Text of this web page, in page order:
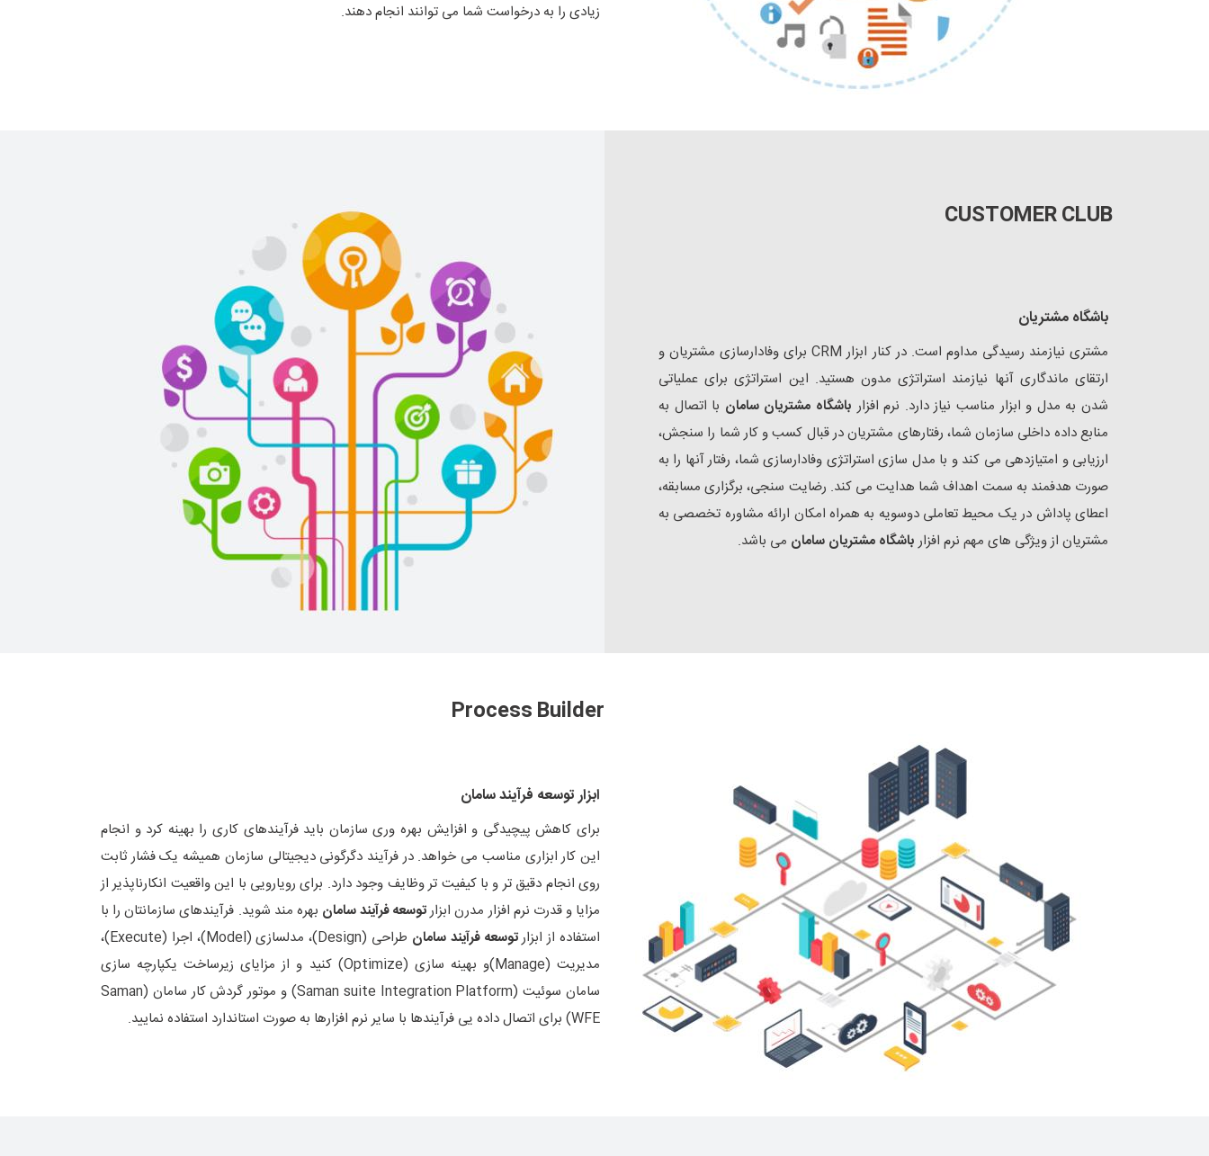
زیادی را به درخواست شما می توانند انجام دهند.
CUSTOMER CLUB
باشگاه مشتریان
مشتری نیازمند رسیدگی مداوم است. در کنار ابزار CRM برای وفادارسازی مشتریان و
ارتقای ماندگاری آنها نیازمند استراتژی مدون هستید. این استراتژی برای عملیاتی
شدن به مدل و ابزار مناسب نیاز دارد. نرم افزار باشگاه مشتریان سامان با اتصال به
منابع داده داخلی سازمان شما، رفتارهای مشتریان در قبال کسب و کار شما را سنجش،
ارزیابی و امتیازدهی می کند و با مدل سازی استراتژی وفادارسازی شما، رفتار آنها را به
صورت هدفمند به سمت اهداف شما هدایت می کند. رضایت سنجی، برگزاری مسابقه،
اعطای پاداش در یک محیط تعاملی دوسویه به همراه امکان ارائه مشاوره تخصصی به
مشتریان از ویژگی های مهم نرم افزارباشگاه مشتریان سامان می باشد.
Process Builder
ابزارتوسعه فرآیند سامان
برای کاهش پیچیدگی و افزایش بهره وری سازمان باید فرآیندهای کاری را بهینه کرد و انجام
این کار ابزاری مناسب می خواهد. در فرآیند دگرگونی دیجیتالی سازمان همیشه یک فشار ثابت
روی انجام دقیق تر و با کیفیت تر وظایف وجود دارد. برای رویارویی با این واقعیت انکارناپذیر از
مزایا و قدرت نرم افزار مدرن ابزارتوسعه فرآیند سامان بهره مند شوید. فرآیندهای سازمانتان را با
استفاده از ابزارتوسعه فرآیند سامان
طراحی (Design)، مدلسازی (Model)، اجرا (Execute)،
مدیریت (Manage)و بهینه سازی (Optimize) کنید و از مزایای زیرساخت یکپارچه سازی
سامان سوئیت (Saman suite Integration Platform) و موتور گردش کار سامان (Saman
WFE) برای اتصال داده یی فرآیندها با سایر نرم افزارها به صورت استاندارد استفاده نمایید.